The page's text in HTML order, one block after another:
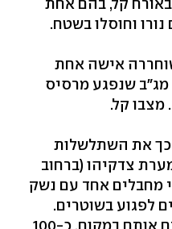
וחוסלו בשטח.
אישה אחת
שנפגע מרסיס
מצבו קל.
את השתלשלות
צדקיהו (ברחוב
מחבלים אחד עם נשק
לפגוע בשוטרים.
השוטרים מגיבים בירי והורגים אותם במקום. כ-100